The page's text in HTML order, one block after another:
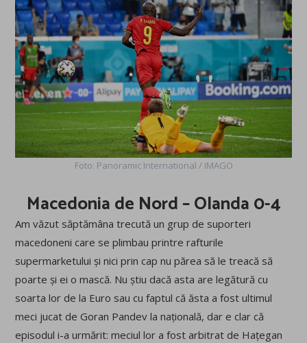
Foto: Panoramic International / IMAGO
Macedonia de Nord – Olanda 0-4
Am văzut săptămâna trecută un grup de suporteri
macedoneni care se plimbau printre rafturile
supermarketului și nici prin cap nu părea să le treacă să
poarte și ei o mască. Nu știu dacă asta are legătură cu
soarta lor de la Euro sau cu faptul că ăsta a fost ultimul
meci jucat de Goran Pandev la națională, dar e clar că
episodul i-a urmărit: meciul lor a fost arbitrat de Hațegan